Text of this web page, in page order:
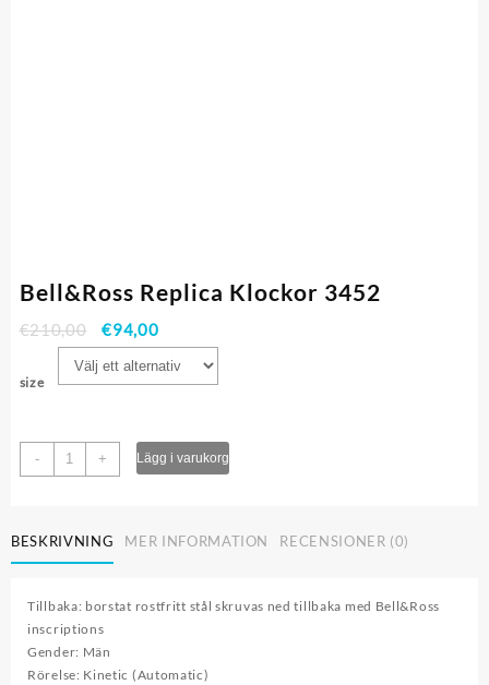
Bell&Ross Replica Klockor 3452
€210,00 €94,00
size
-
Bell&Ross
Replica
mängd
+ Lägg i varukorg
BESKRIVNING MER INFORMATION RECENSIONER (0)
Tillbaka: borstat rostfritt stål skruvas ned tillbaka med Bell&Ross
inscriptions
Gender: Män
Rörelse: Kinetic (Automatic)